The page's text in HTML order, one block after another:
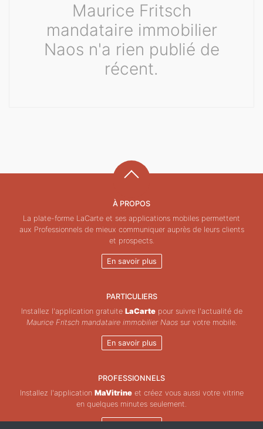
Maurice Fritsch
mandataire immobilier
Naos n'a rien publié de
récent.
À PROPOS
La plate-forme LaCarte et ses applications mobiles permettent
aux Professionnels de mieux communiquer auprès de leurs clients
et prospects.
En savoir plus
PARTICULIERS
Installez l'application gratuite LaCartepour suivre l'actualité de
Maurice Fritsch mandataire immobilier Naossur votre mobile.
En savoir plus
PROFESSIONNELS
Installez l'application MaVitrineet créez vous aussi votre vitrine
en quelques minutes seulement.
En savoir plus